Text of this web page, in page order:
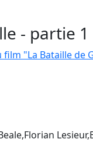
- partie 1
film "La Bataille de